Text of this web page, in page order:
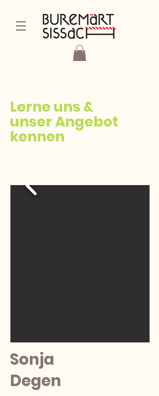
Lerne uns &
unser Angebot
kennen
Sonja
Degen